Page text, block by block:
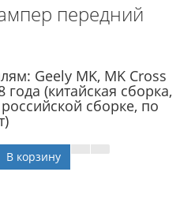
передний
Geely MK, MK Cross
(китайская сборка,
сборке, по
В корзину